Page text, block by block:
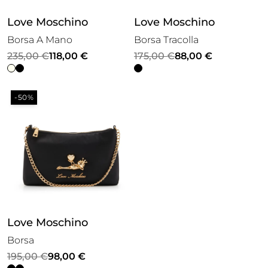
Love Moschino
Borsa A Mano
235,00€
Il
prezzo
originale
era:
118,00 €
Il
prezzo
attuale
è:
Love Moschino
Borsa Tracolla
175,00€
Il
prezzo
88,00 €
Il
prezzo
-50%
Love Moschino
Borsa
195,00€
Il
98,00 €
Il